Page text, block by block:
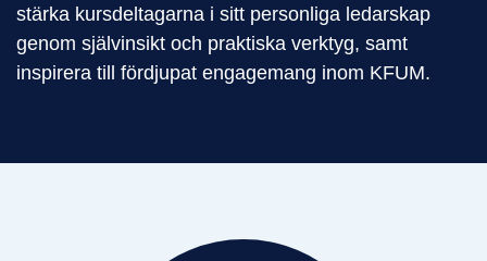
stärka kursdeltagarna i sitt personliga ledarskap
genom självinsikt och praktiska verktyg, samt
inspirera till fördjupat engagemang inom KFUM.